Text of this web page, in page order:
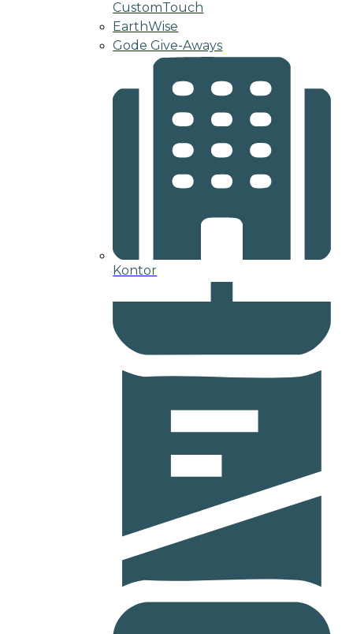
CustomTouch
EarthWise
Gode Give-Aways
Kontor